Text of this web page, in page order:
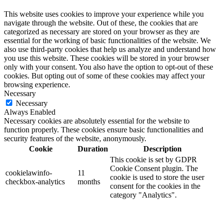
This website uses cookies to improve your experience while you
navigate through the website. Out of these, the cookies that are
categorized as necessary are stored on your browser as they are
essential for the working of basic functionalities of the website. We
also use third-party cookies that help us analyze and understand how
you use this website. These cookies will be stored in your browser
only with your consent. You also have the option to opt-out of these
cookies. But opting out of some of these cookies may affect your
browsing experience.
Necessary
Necessary
Always Enabled
Necessary cookies are absolutely essential for the website to
function properly. These cookies ensure basic functionalities and
security features of the website, anonymously.
Cookie
Duration Description
cookielawinfo-
checkbox-analytics
11
months
This cookie is set by GDPR
Cookie Consent plugin. The
cookie is used to store the user
consent for the cookies in the
category "Analytics".